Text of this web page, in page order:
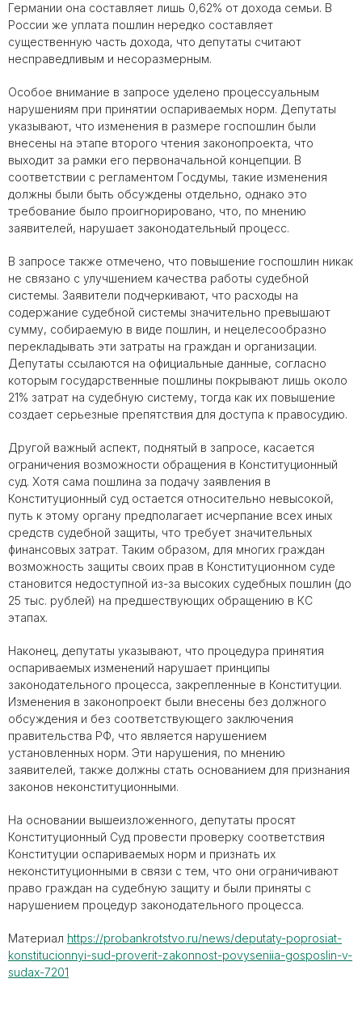
Германии она составляет лишь 0,62% от дохода семьи. В
России же уплата пошлин нередко составляет
существенную часть дохода, что депутаты считают
несправедливым и несоразмерным.
Особое внимание в запросе уделено процессуальным
нарушениям при принятии оспариваемых норм. Депутаты
указывают, что изменения в размере госпошлин были
внесены на этапе второго чтения законопроекта, что
выходит за рамки его первоначальной концепции. В
соответствии с регламентом Госдумы, такие изменения
должны были быть обсуждены отдельно, однако это
требование было проигнорировано, что, по мнению
заявителей, нарушает законодательный процесс.
В запросе также отмечено, что повышение госпошлин никак
не связано с улучшением качества работы судебной
системы. Заявители подчеркивают, что расходы на
содержание судебной системы значительно превышают
сумму, собираемую в виде пошлин, и нецелесообразно
перекладывать эти затраты на граждан и организации.
Депутаты ссылаются на официальные данные, согласно
которым государственные пошлины покрывают лишь около
21% затрат на судебную систему, тогда как их повышение
создает серьезные препятствия для доступа к правосудию.
Другой важный аспект, поднятый в запросе, касается
ограничения возможности обращения в Конституционный
суд. Хотя сама пошлина за подачу заявления в
Конституционный суд остается относительно невысокой,
путь к этому органу предполагает исчерпание всех иных
средств судебной защиты, что требует значительных
финансовых затрат. Таким образом, для многих граждан
возможность защиты своих прав в Конституционном суде
становится недоступной из-за высоких судебных пошлин (до
25 тыс. рублей) на предшествующих обращению в КС
этапах.
Наконец, депутаты указывают, что процедура принятия
оспариваемых изменений нарушает принципы
законодательного процесса, закрепленные в Конституции.
Изменения в законопроект были внесены без должного
обсуждения и без соответствующего заключения
правительства РФ, что является нарушением
установленных норм. Эти нарушения, по мнению
заявителей, также должны стать основанием для признания
законов неконституционными.
На основании вышеизложенного, депутаты просят
Конституционный Суд провести проверку соответствия
Конституции оспариваемых норм и признать их
неконституционными в связи с тем, что они ограничивают
право граждан на судебную защиту и были приняты с
нарушением процедур законодательного процесса.
Материал https://probankrotstvo.ru/news/deputaty-poprosiat-
konstitucionnyi-sud-proverit-zakonnost-povyseniia-gosposlin-v-
sudax-7201